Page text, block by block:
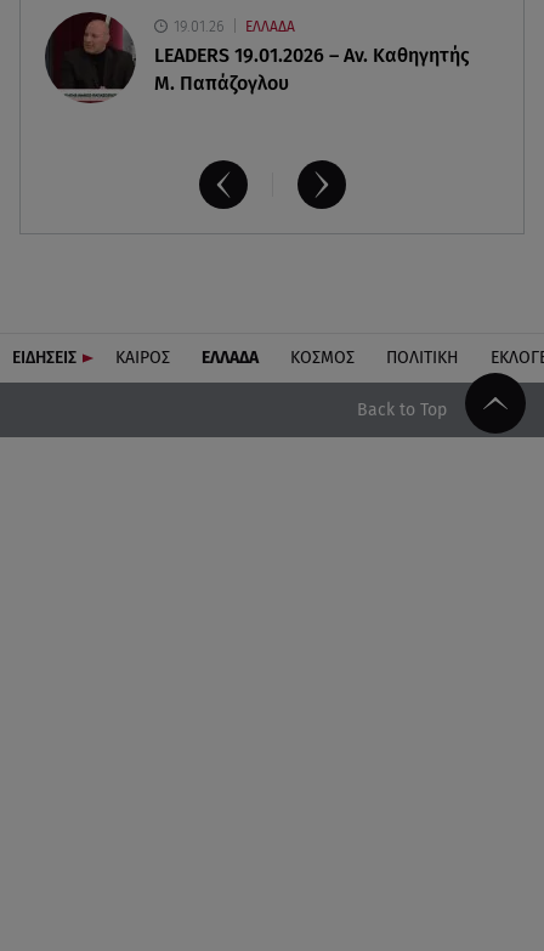
19.01.26 ΕΛΛΑΔΑ
LEADERS 19.01.2026 – Αν. Καθηγητής
Μ. Παπάζογλου
ΕΙΔΗΣΕΙΣ ΚΑΙΡΟΣ ΕΛΛΑΔΑ ΚΟΣΜΟΣ ΠΟΛΙΤΙΚΗ
Back to Top